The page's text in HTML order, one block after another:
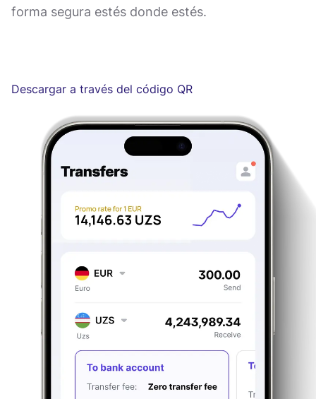
forma segura estés donde estés.
Descargar a través del código QR